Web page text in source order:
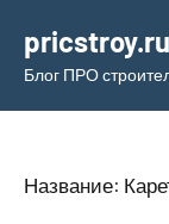
содержимому
pricstroy.ru
Блог ПРО
Название: